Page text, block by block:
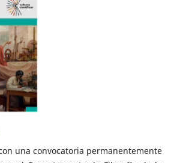
una convocatoria permanentemente